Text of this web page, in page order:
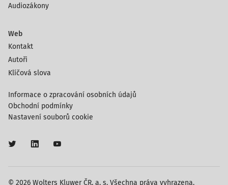
Audiozákony
Web
Kontakt
Autoři
Klíčová slova
© 2026 Wolters Kluwer ČR, a. s. Všechna práva vyhrazena.
Informace o zpracování osobních údajů
Obchodní podmínky
Nastavení souborů cookie